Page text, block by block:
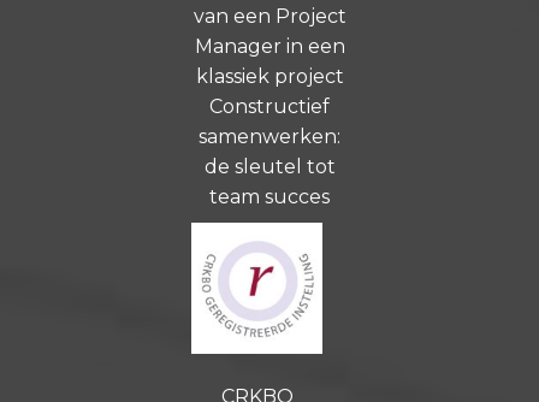
van een Project
Manager in een
klassiek project
Constructief
samenwerken:
de sleutel tot
team succes
CRKBO